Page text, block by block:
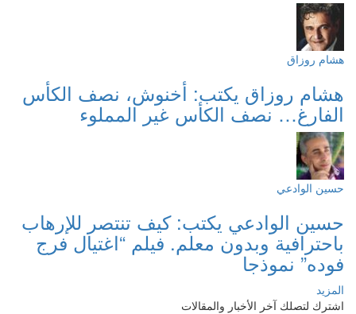
هشام روزاق
هشام روزاق يكتب: أخنوش، نصف الكأس
الفارغ… نصف الكأس غير المملوء
حسين الوادعي
حسين الوادعي يكتب: كيف تنتصر للإرهاب
باحترافية وبدون معلم. فيلم “اغتيال فرج
فوده” نموذجا
المزيد
اشترك لتصلك آخر الأخبار والمقالات